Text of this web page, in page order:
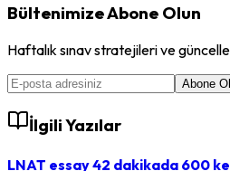
Bültenimize Abone Olun
Haftalık sınav stratejileri ve
Abone Ol
İlgili Yazılar
LNAT essay 42 dakikada 600